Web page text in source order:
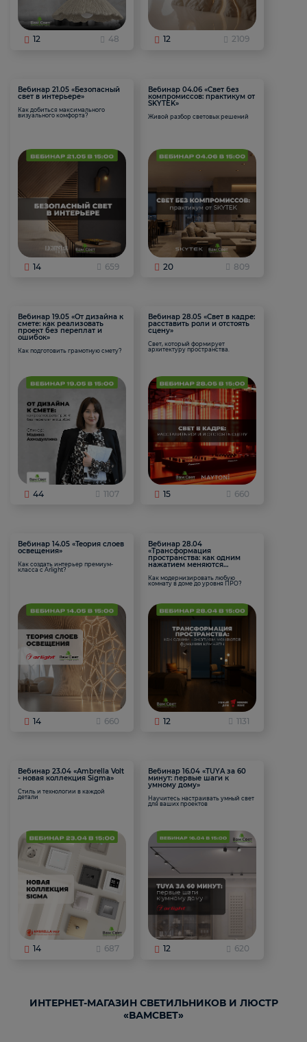
12 48 12 2109
Вебинар 21.05 «Безопасный
свет в интерьере»
Как добиться максимального
визуального комфорта?
14 659
Вебинар 04.06 «Свет без
компромиссов: практикум от
SKYTEK»
Живой разбор световых решений
20 809
Вебинар 19.05 «От дизайна к
смете: как реализовать
проект без переплат и
ошибок»
Как подготовить грамотную смету?
44 1107
Вебинар 28.05 «Свет в кадре:
расставить роли и отстоять
сцену»
Свет, который формирует
архитектуру пространства.
15 660
Вебинар 14.05 «Теория слоев
освещения»
Как создать интерьер премиум-
класса с Arlight?
14 660
Вебинар 28.04
«Трансформация
пространства: как одним
нажатием меняются
Как модернизировать любую
комнату в доме до уровня ПРО?
12 1131
Вебинар 23.04 «Ambrella Volt
- новая коллекция Sigma»
Стиль и технологии в каждой
детали
14 687
Вебинар 16.04 «TUYA за 60
минут: первые шаги к
умному дому»
Научитесь настраивать умный свет
для ваших проектов
12 620
ИНТЕРНЕТ-МАГАЗИН СВЕТИЛЬНИКОВ И ЛЮСТР
«ВАМСВЕТ»